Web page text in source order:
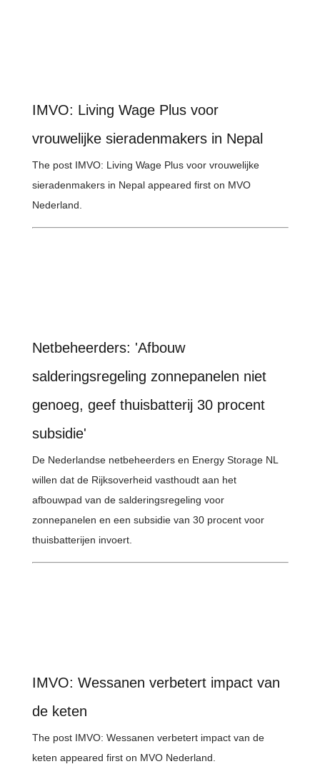
IMVO: Living Wage Plus voor
vrouwelijke sieradenmakers in Nepal
The post IMVO: Living Wage Plus voor vrouwelijke
sieradenmakers in Nepal appeared first on MVO
Nederland.
Netbeheerders: 'Afbouw
salderingsregeling zonnepanelen niet
genoeg, geef thuisbatterij 30 procent
subsidie'
De Nederlandse netbeheerders en Energy Storage NL
willen dat de Rijksoverheid vasthoudt aan het
afbouwpad van de salderingsregeling voor
zonnepanelen en een subsidie van 30 procent voor
thuisbatterijen invoert.
IMVO: Wessanen verbetert impact van
de keten
The post IMVO: Wessanen verbetert impact van de
keten appeared first on MVO Nederland.